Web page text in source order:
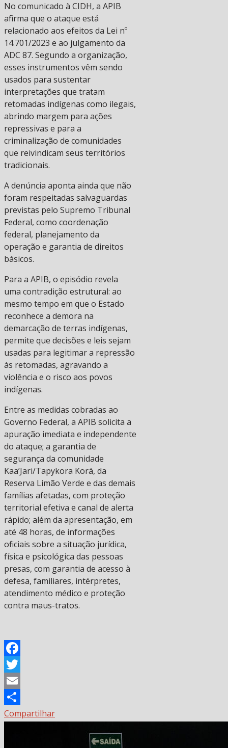
No comunicado à CIDH, a APIB
afirma que o ataque está
relacionado aos efeitos da Lei nº
14.701/2023 e ao julgamento da
ADC 87. Segundo a organização,
esses instrumentos vêm sendo
usados para sustentar
interpretações que tratam
retomadas indígenas como ilegais,
abrindo margem para ações
repressivas e para a
criminalização de comunidades
que reivindicam seus territórios
tradicionais.
A denúncia aponta ainda que não
foram respeitadas salvaguardas
previstas pelo Supremo Tribunal
Federal, como coordenação
federal, planejamento da
operação e garantia de direitos
básicos.
Para a APIB, o episódio revela
uma contradição estrutural: ao
mesmo tempo em que o Estado
reconhece a demora na
demarcação de terras indígenas,
permite que decisões e leis sejam
usadas para legitimar a repressão
às retomadas, agravando a
violência e o risco aos povos
indígenas.
Entre as medidas cobradas ao
Governo Federal, a APIB solicita a
apuração imediata e independente
do ataque; a garantia de
segurança da comunidade
Kaa’Jari/Tapykora Korá, da
Reserva Limão Verde e das demais
famílias afetadas, com proteção
territorial efetiva e canal de alerta
rápido; além da apresentação, em
até 48 horas, de informações
oficiais sobre a situação jurídica,
física e psicológica das pessoas
presas, com garantia de acesso à
defesa, familiares, intérpretes,
atendimento médico e proteção
contra maus-tratos.
Facebook
Twitter
Email
Compartilhar